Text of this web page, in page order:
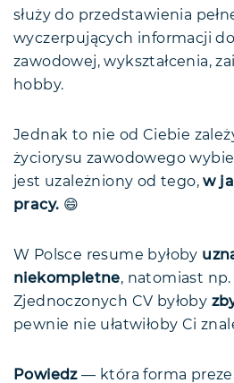
służy do przedstawienia
wyczerpujących informacji
zawodowej, wykształcenia,
hobby.
Jednak to nie od Ciebie
życiorysu zawodowego
jest uzależniony od tego,w
pracy. 😄
W Polsce resume byłoby
niekompletne, natomiast np.
Zjednoczonych CV byłoby
pewnie nie ułatwiłoby Ci
Powiedz— która forma